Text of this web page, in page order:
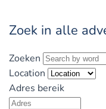
Zoek in alle
Zoeken
Location
Adres bereik